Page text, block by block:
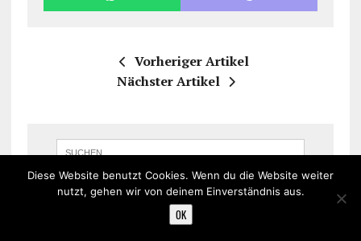
Vorheriger Artikel
Nächster Artikel
Diese Website benutzt Cookies. Wenn du die Website weiter
nutzt, gehen wir von deinem Einverständnis aus.
OK